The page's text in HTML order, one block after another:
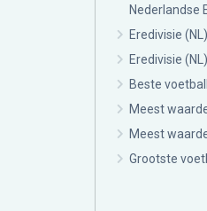
Nederlandse
Eredivisie
Eredivisie
Beste
Meest
Meest
Grootste